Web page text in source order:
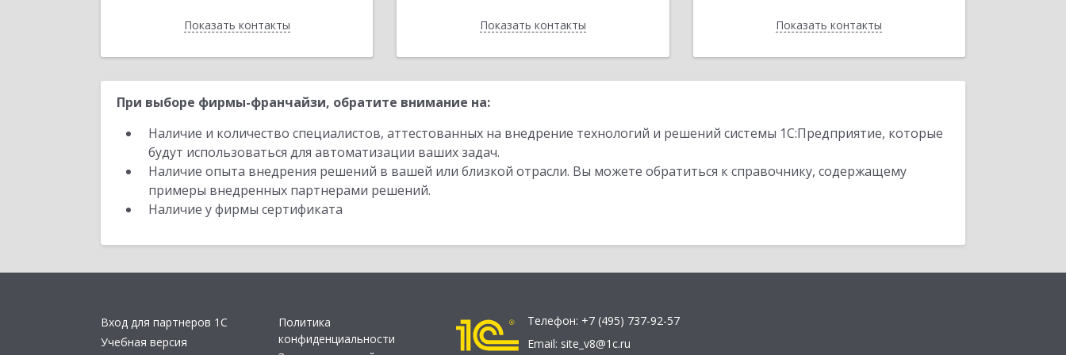
Показать контакты
Назад Показать контакты
Назад Показать контакты
Назад
При выборе фирмы-франчайзи, обратите внимание на:
Наличие и количество специалистов, аттестованных на внедрение технологий и решений системы 1С:Предприятие, которые
будут использоваться для автоматизации ваших задач.
Наличие опыта внедрения решений в вашей или близкой отрасли. Вы можете обратиться к справочнику, содержащему
примеры внедренных партнерами решений.
Наличие у фирмы сертификата
Вход для партнеров 1С
Учебная версия
Политика
конфиденциальности
Телефон: +7 (495) 737-92-57
Email: site_v8@1c.ru